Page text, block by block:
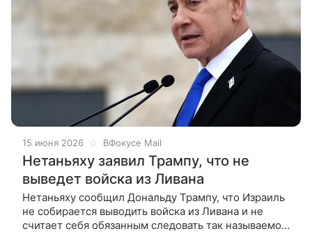
15 июня 2026 ВФокусе Mail
Нетаньяху заявил Трампу, что не
выведет войска из Ливана
Нетаньяху сообщил Дональду Трампу, что Израиль
не собирается выводить войска из Ливана и не
считает себя обязанным следовать так называемой